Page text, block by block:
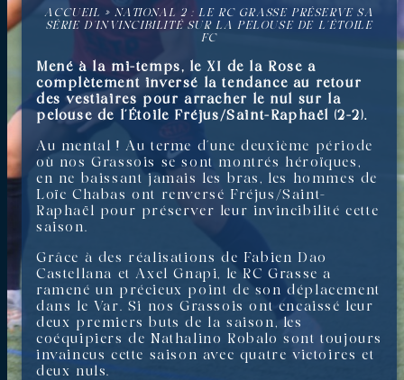
ACCUEIL »NATIONAL 2 : LE RC GRASSE PRÉSERVE SA
SÉRIE D’INVINCIBILITÉ SUR LA PELOUSE DE L’ÉTOILE
FC
Mené à la mi-temps, le XI de la Rose a
complètement inversé la tendance au retour
des vestiaires pour arracher le nul sur la
pelouse de l’Étoile Fréjus/Saint-Raphaël (2-2).
Au mental ! Au terme d’une deuxième période
où nos Grassois se sont montrés héroïques,
en ne baissant jamais les bras, les hommes de
Loïc Chabas ont renversé Fréjus/Saint-
Raphaël pour préserver leur invincibilité cette
saison.
Grâce à des réalisations de Fabien Dao
Castellana et Axel Gnapi, le RC Grasse a
ramené un précieux point de son déplacement
dans le Var. Si nos Grassois ont encaissé leur
deux premiers buts de la saison, les
coéquipiers de Nathalino Robalo sont toujours
invaincus cette saison avec quatre victoires et
deux nuls.